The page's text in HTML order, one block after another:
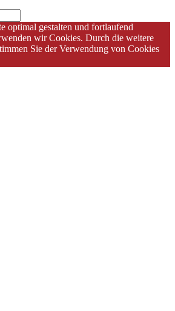
optimal gestalten und fortlaufend
wir Cookies. Durch die weitere
Sie der Verwendung von Cookies